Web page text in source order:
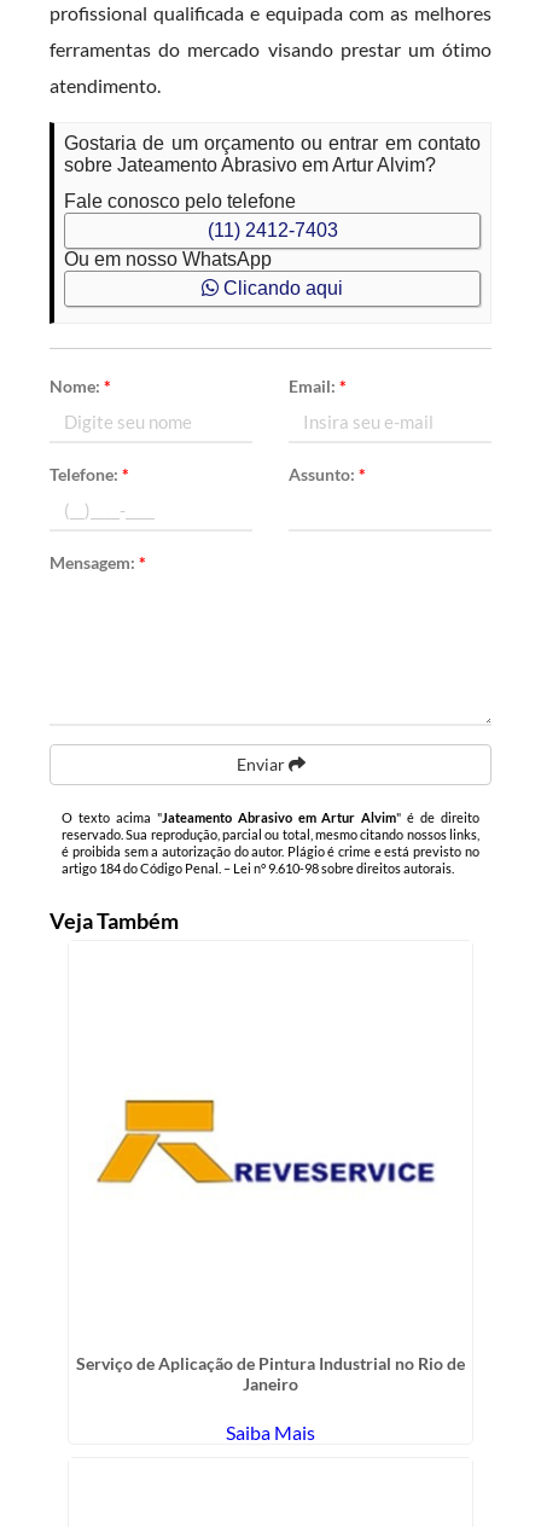
profissional qualificada e equipada com as melhores
ferramentas do mercado visando prestar um ótimo
atendimento.
Gostaria de um orçamento ou entrar em contato
sobre Jateamento Abrasivo em Artur Alvim?
Fale conosco pelo telefone
(11) 2412-7403
Ou em nosso WhatsApp
Clicando aqui
Nome:* Email: *
Telefone:* Assunto: *
Mensagem:*
Enviar
O texto acima "Jateamento Abrasivo em Artur Alvim" é de direito
reservado. Sua reprodução, parcial ou total, mesmo citando nossos links,
é proibida sem a autorização do autor. Plágio é crime e está previsto no
artigo 184 do Código Penal. – Lei n° 9.610-98 sobre direitos autorais
Veja Também
Serviço de Aplicação de Pintura Industrial no Rio de
Janeiro
Saiba Mais